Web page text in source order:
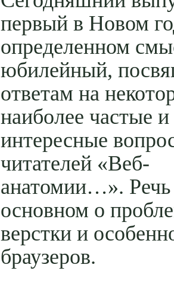
первый в Новом
определенном
юбилейный,
ответам на
наиболее частые и
интересные
читателей «Веб-
анатомии…». Речь
основном о
верстки и
браузеров.